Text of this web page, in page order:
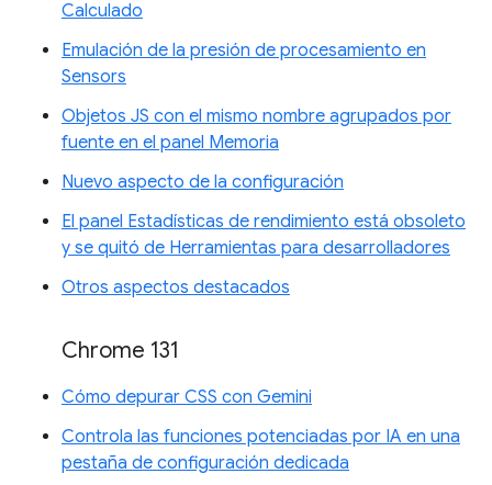
Calculado
Emulación de la presión de procesamiento en
Sensors
Objetos JS con el mismo nombre agrupados por
fuente en el panel Memoria
Nuevo aspecto de la configuración
El panel Estadísticas de rendimiento está obsoleto
y se quitó de Herramientas para desarrolladores
Otros aspectos destacados
Chrome 131
Cómo depurar CSS con Gemini
Controla las funciones potenciadas por IA en una
pestaña de configuración dedicada